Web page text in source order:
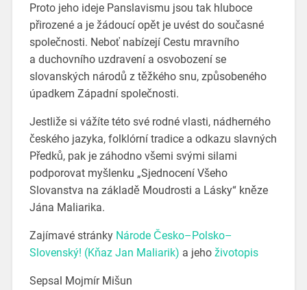
Proto jeho ideje Panslavismu jsou tak hluboce
přirozené a je žádoucí opět je uvést do současné
společnosti. Neboť nabízejí Cestu mravního
a duchovního uzdravení a osvobození se
slovanských národů z těžkého snu, způsobeného
úpadkem Západní společnosti.
Jestliže si vážíte této své rodné vlasti, nádherného
českého jazyka, folklórní tradice a odkazu slavných
Předků, pak je záhodno všemi svými silami
podporovat myšlenku „Sjednocení Všeho
Slovanstva na základě Moudrosti a Lásky“ kněze
Jána Maliarika.
Zajímavé stránky Národe Česko–Polsko–
Slovenský! (Kňaz Jan Maliarik) a jeho životopis
Sepsal Mojmír Mišun